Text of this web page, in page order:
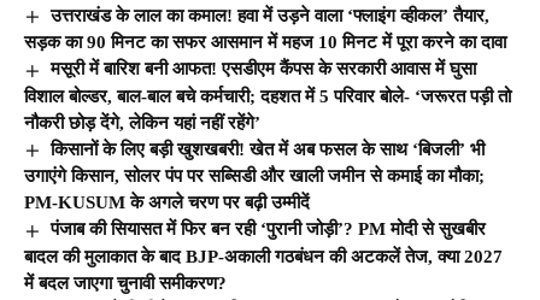
उत्तराखंड के लाल का कमाल! हवा में उड़ने वाला ‘फ्लाइंग व्हीकल’ तैयार,
सड़क का 90 मिनट का सफर आसमान में महज 10 मिनट में पूरा करने का दावा
मसूरी में बारिश बनी आफत! एसडीएम कैंपस के सरकारी आवास में घुसा
विशाल बोल्डर, बाल-बाल बचे कर्मचारी; दहशत में 5 परिवार बोले- ‘जरूरत पड़ी तो
नौकरी छोड़ देंगे, लेकिन यहां नहीं रहेंगे’
किसानों के लिए बड़ी खुशखबरी! खेत में अब फसल के साथ ‘बिजली’ भी
उगाएंगे किसान, सोलर पंप पर सब्सिडी और खाली जमीन से कमाई का मौका;
PM-KUSUM के अगले चरण पर बढ़ी उम्मीदें
पंजाब की सियासत में फिर बन रही ‘पुरानी जोड़ी’? PM मोदी से सुखबीर
बादल की मुलाकात के बाद BJP-अकाली गठबंधन की अटकलें तेज, क्या 2027
में बदल जाएगा चुनावी समीकरण?